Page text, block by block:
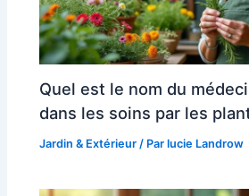
Quel est le nom du
dans les soins par les
Jardin & Extérieur / Parlucie Landrow